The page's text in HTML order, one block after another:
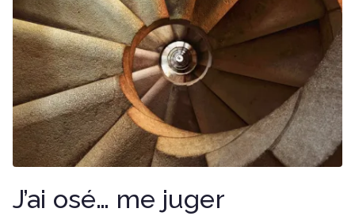
J’ai osé… me juger